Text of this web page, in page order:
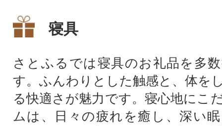
寝具
さとふるでは寝具のお礼品を多
す。ふんわりとした触感と、体を
る快適さが魅力です。寝心地にこ
ムは、日々の疲れを癒し、深い